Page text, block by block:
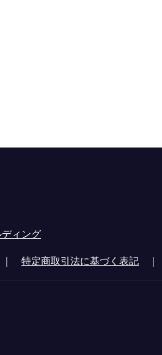
ィング
特定商取引法に基づく表記 ｜